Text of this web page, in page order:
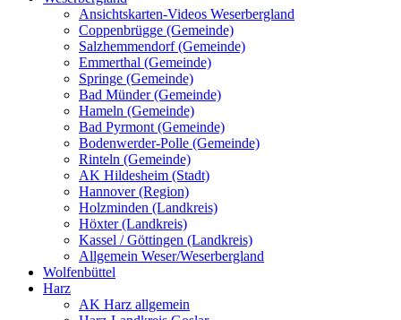
Ansichtskarten-Videos Weserbergland
Coppenbrügge (Gemeinde)
Salzhemmendorf (Gemeinde)
Emmerthal (Gemeinde)
Springe (Gemeinde)
Bad Münder (Gemeinde)
Hameln (Gemeinde)
Bad Pyrmont (Gemeinde)
Bodenwerder-Polle (Gemeinde)
Rinteln (Gemeinde)
AK Hildesheim (Stadt)
Hannover (Region)
Holzminden (Landkreis)
Höxter (Landkreis)
Kassel / Göttingen (Landkreis)
Allgemein Weser/Weserbergland
Wolfenbüttel
Harz
AK Harz allgemein